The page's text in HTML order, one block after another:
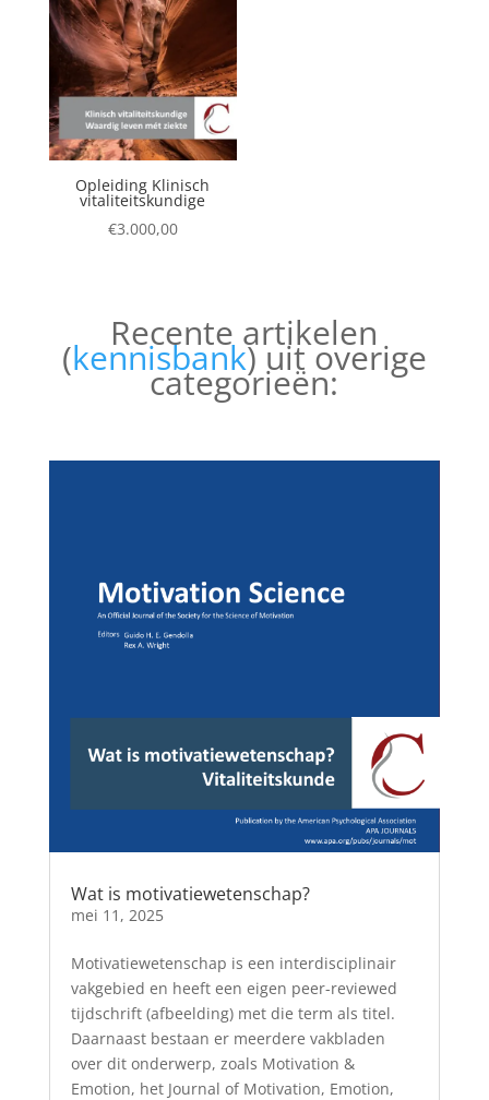
Opleiding Klinisch
vitaliteitskundige
€3.000,00
Recente artikelen
(kennisbank) uit overige
categorieën:
Wat is motivatiewetenschap?
mei 11, 2025
Motivatiewetenschap is een interdisciplinair
vakgebied en heeft een eigen peer-reviewed
tijdschrift (afbeelding) met die term als titel.
Daarnaast bestaan er meerdere vakbladen
over dit onderwerp, zoals Motivation &
Emotion, het Journal of Motivation, Emotion,